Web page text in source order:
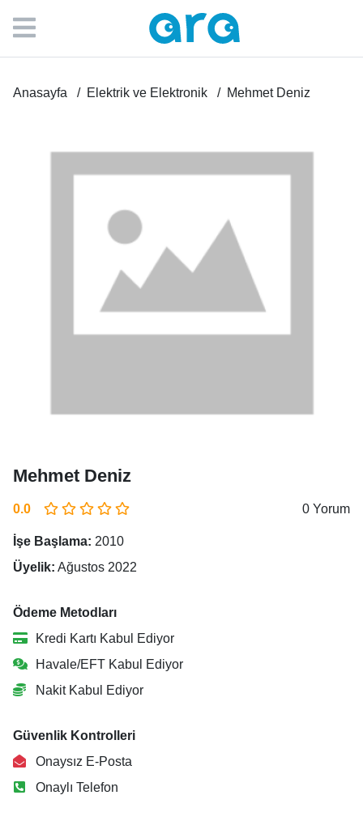
Anasayfa Elektrik ve Elektronik Mehmet Deniz
Mehmet Deniz
0.0 0 Yorum
İşe Başlama: 2010
Üyelik: Ağustos 2022
Ödeme Metodları
Kredi Kartı Kabul Ediyor
Havale/EFT Kabul Ediyor
Nakit Kabul Ediyor
Güvenlik Kontrolleri
Onaysız E-Posta
Onaylı Telefon